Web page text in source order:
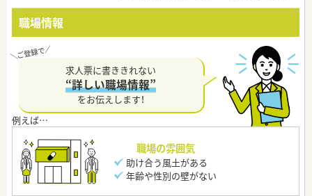
職場情報
求人票に書ききれない
“詳しい職場情報”
をお伝えします！
職場の雰囲気
助け合う風土がある
年齢や性別の壁がない